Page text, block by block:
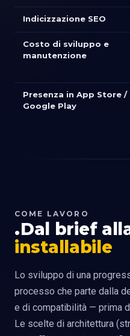
Indicizzazione SEO
Costo di sviluppo e
manutenzione
Presenza in App Store /
Google Play
COME LAVORO
Dal brief
installabile
Lo sviluppo di una
processo che parte dalla
e di compatibilità — prima
Le scelte di architettura